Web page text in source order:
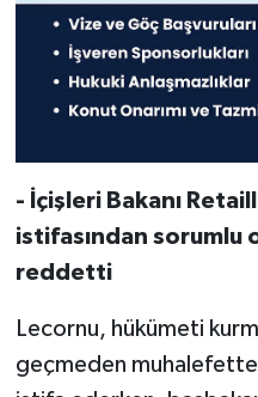
- İçişleri Bakanı
istifasından sorumlu
reddetti
Lecornu, hükümeti
geçmeden